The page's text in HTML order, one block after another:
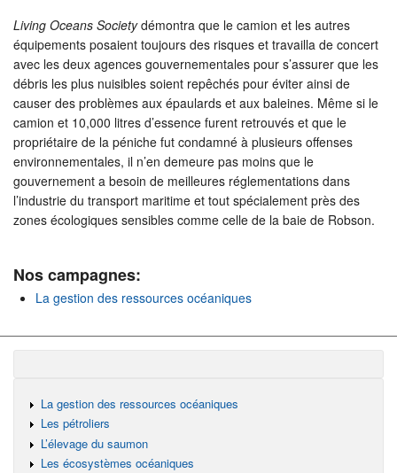
Living Oceans Societydémontra que le camion et les autres
équipements posaient toujours des risques et travailla de concert
avec les deux agences gouvernementales pour s’assurer que les
débris les plus nuisibles soient repêchés pour éviter ainsi de
causer des problèmes aux épaulards et aux baleines. Même si le
camion et 10,000 litres d’essence furent retrouvés et que le
propriétaire de la péniche fut condamné à plusieurs offenses
environnementales, il n’en demeure pas moins que le
gouvernement a besoin de meilleures réglementations dans
l’industrie du transport maritime et tout spécialement près des
zones écologiques sensibles comme celle de la baie de Robson.
Nos campagnes:
La gestion des ressources océaniques
La gestion des ressources océaniques
Les pétroliers
L’élevage du saumon
Les écosystèmes océaniques